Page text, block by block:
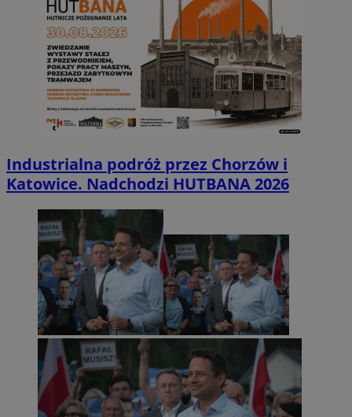
Industrialna podróż przez Chorzów i
Katowice. Nadchodzi HUTBANA 2026